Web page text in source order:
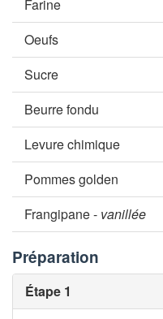
Farine
Oeufs
Sucre
Beurre fondu
Levure chimique
Pommes golden
Frangipane - vanillée
Préparation
Étape 1